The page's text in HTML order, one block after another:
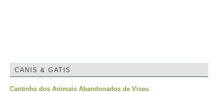
CANIS & GATIS
Cantinho dos Animais Abandonados de Viseu